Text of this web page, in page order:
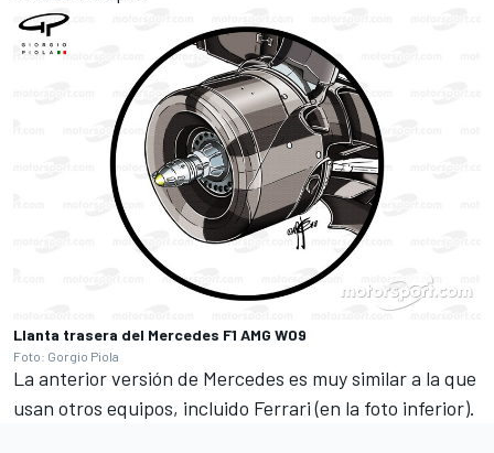
Llanta trasera del Mercedes F1 AMG W09
Foto: Gorgio Piola
La anterior versión de Mercedes es muy similar a la que
usan otros equipos, incluido Ferrari (en la foto inferior).